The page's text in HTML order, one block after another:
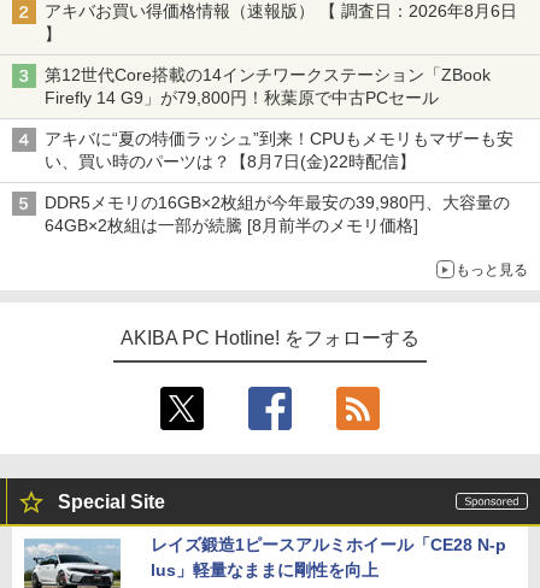
アキバお買い得価格情報（速報版） 【 調査日：2026年8月6日
】
第12世代Core搭載の14インチワークステーション「ZBook
Firefly 14 G9」が79,800円！秋葉原で中古PCセール
アキバに“夏の特価ラッシュ”到来！CPUもメモリもマザーも安
い、買い時のパーツは？【8月7日(金)22時配信】
DDR5メモリの16GB×2枚組が今年最安の39,980円、大容量の
64GB×2枚組は一部が続騰 [8月前半のメモリ価格]
もっと見る
AKIBA PC Hotline! をフォローする
Special Site
レイズ鍛造1ピースアルミホイール「CE28 N-p
lus」軽量なままに剛性を向上